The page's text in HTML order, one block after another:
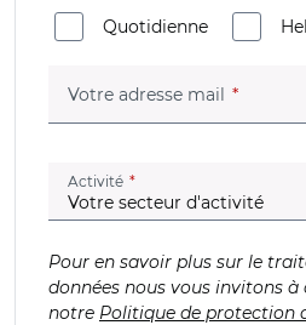
Quotidienne
Votre adresse mail (champ
Activité (champ obligatoire)
Pour en savoir plus sur le
données nous vous invitons à
notre Politique de protection